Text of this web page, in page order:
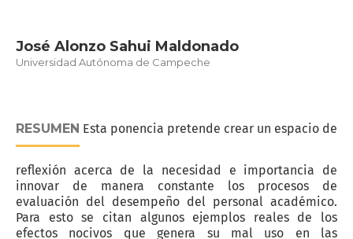
José Alonzo Sahui Maldonado
Universidad Autónoma de Campeche
RESUMEN Esta ponencia pretende crear un espacio de
reflexión acerca de la necesidad e importancia de
innovar de manera constante los procesos de
evaluación del desempeño del personal académico.
Para esto se citan algunos ejemplos reales de los
efectos nocivos que genera su mal uso en las